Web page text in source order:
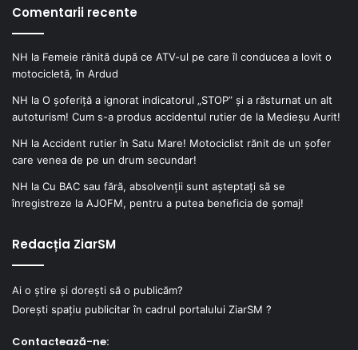
Comentarii recente
NH la Femeie rănită după ce ATV-ul pe care îl conducea a lovit o
motocicletă, în Ardud
NH la O șoferiță a ignorat indicatorul „STOP” și a răsturnat un alt
autoturism! Cum s-a produs accidentul rutier de la Medieșu Aurit!
NH la Accident rutier în Satu Mare! Motociclist rănit de un șofer
care venea de pe un drum secundar!
NH la Cu BAC sau fără, absolvenții sunt așteptați să se
înregistreze la AJOFM, pentru a putea beneficia de șomaj!
Redacția ZiarSM
Ai o știre și dorești să o publicăm?
Dorești spațiu publicitar în cadrul portalului ZiarSM ?
Contactează-ne: